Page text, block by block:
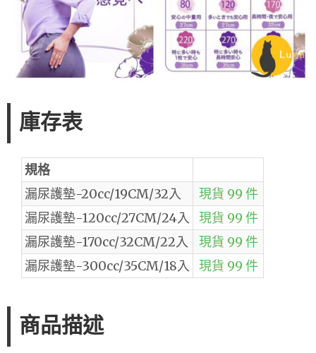
庫存表
規格
漏尿護墊-20cc/19CM/32入
現貨 99 件
漏尿護墊-120cc/27CM/24入
現貨 99 件
漏尿護墊-170cc/32CM/22入
現貨 99 件
漏尿護墊-300cc/35CM/18入
現貨 99 件
商品描述